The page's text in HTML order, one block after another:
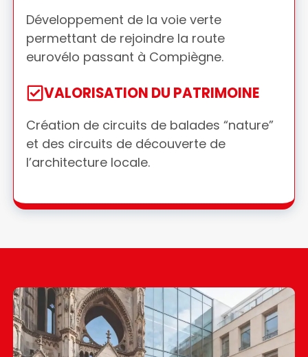
Développement de la voie verte
permettant de rejoindre la route
eurovélo passant à Compiègne.
VALORISATION DU PATRIMOINE
Création de circuits de balades “nature”
et des circuits de découverte de
l’architecture locale.